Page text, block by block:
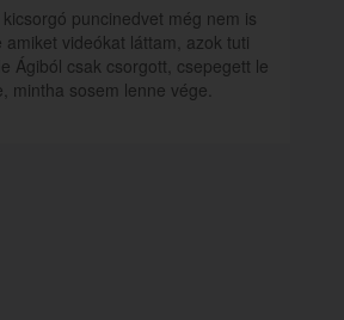
puncinedvet még nem is
amiket videókat láttam, azok tuti
Ágiból csak csorgott, csepegett le
mintha sosem lenne vége.